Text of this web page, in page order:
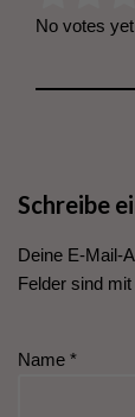
No votes
Schreibe
Deine E-Mail-
Felder sind mit
Name *